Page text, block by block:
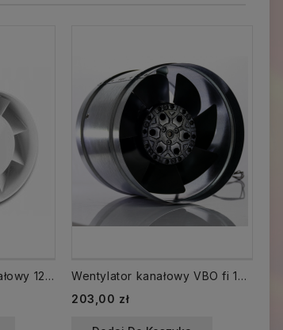
D125K Wentylator kanałowy 125 INTRO Standard
Wentylator kanałowy VBO fi 125 mm wysokotemperaturowy do 70ºC kominkowy
Cena
203,00 zł